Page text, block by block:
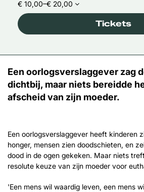
€ 10,00–€ 20,00
Tickets
Een oorlogsverslaggever zag
dichtbij, maar niets bereidde
afscheid van zijn moeder.
Een oorlogsverslaggever heeft kinderen
honger, mensen zien doodschieten, en
dood in de ogen gekeken. Maar niets
resolute keuze van zijn moeder voor
'Een mens wil waardig leven, een mens